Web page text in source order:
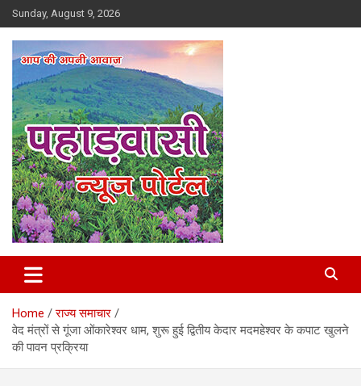
Skip
to
content
Sunday, August 9, 2026
Pahadvasi
Home
राज्य समाचार
वेद मंत्रों से गूंजा ओंकारेश्वर धाम, शुरू हुई द्वितीय केदार मदमहेश्वर के कपाट खुलने
की पावन प्रक्रिया